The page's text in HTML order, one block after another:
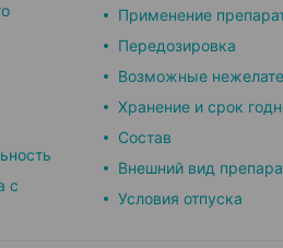
с
Применение
Передозировка
Возможные
Хранение и срок
Состав
Внешний вид
Условия отпуска